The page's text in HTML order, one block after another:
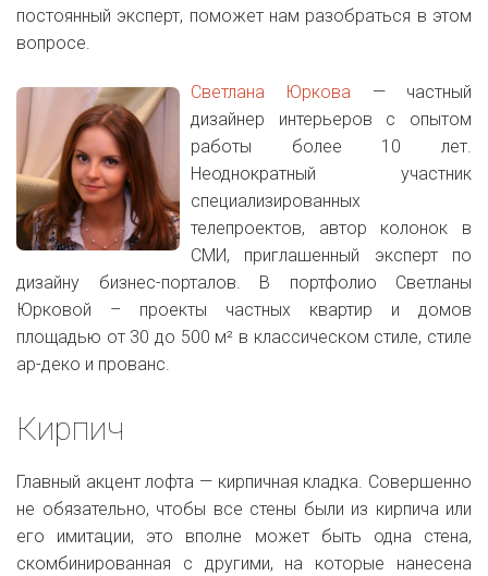
постоянный эксперт, поможет нам разобраться в этом
вопросе.
Светлана Юркова — частный
дизайнер интерьеров с опытом
работы более 10 лет.
Неоднократный участник
специализированных
телепроектов, автор колонок в
СМИ, приглашенный эксперт по
дизайну бизнес-порталов. В портфолио Светланы
Юрковой – проекты частных квартир и домов
площадью от 30 до 500 м² в классическом стиле, стиле
ар-деко и прованс.
Кирпич
Главный акцент лофта — кирпичная кладка. Совершенно
не обязательно, чтобы все стены были из кирпича или
его имитации, это вполне может быть одна стена,
скомбинированная с другими, на которые нанесена